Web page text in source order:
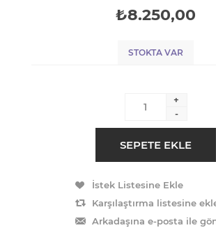
₺8.250,00
STOKTA VAR
+
-